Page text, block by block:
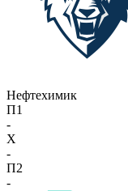
Нефтехимик
П1
-
X
-
П2
-